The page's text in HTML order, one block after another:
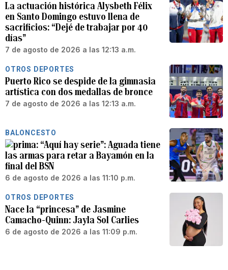
La actuación histórica Alysbeth Félix
en Santo Domingo estuvo llena de
sacrificios: “Dejé de trabajar por 40
días”
7 de agosto de 2026 a las 12:13 a.m.
OTROS DEPORTES
Puerto Rico se despide de la gimnasia
artística con dos medallas de bronce
7 de agosto de 2026 a las 12:13 a.m.
BALONCESTO
“Aquí hay serie”: Aguada tiene
las armas para retar a Bayamón en la
final del BSN
6 de agosto de 2026 a las 11:10 p.m.
OTROS DEPORTES
Nace la “princesa” de Jasmine
Camacho-Quinn: Jayla Sol Carlies
6 de agosto de 2026 a las 11:09 p.m.